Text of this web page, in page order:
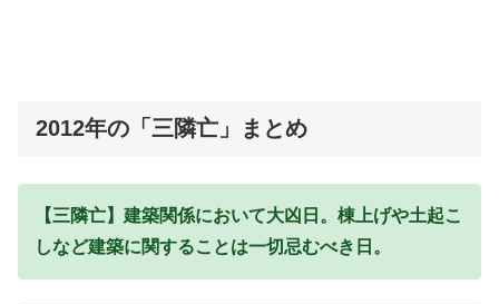
2012年の「三隣亡」まとめ
【三隣亡】建築関係において大凶日。棟上げや土起こ
しなど建築に関することは一切忌むべき日。